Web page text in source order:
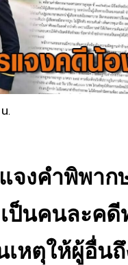
.
จงคำพิพาก
ป็นคนละคดี
เหตุให้ผู้อื่น